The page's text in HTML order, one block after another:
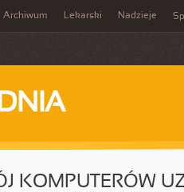
Archiwum Lekarski Nadzieje
KOMPUTERÓW